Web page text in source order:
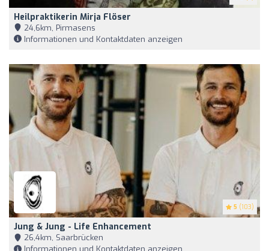
Heilpraktikerin Mirja Flöser
24,6km, Pirmasens
Informationen und Kontaktdaten anzeigen
5 (103)
Jung & Jung - Life Enhancement
26,4km, Saarbrücken